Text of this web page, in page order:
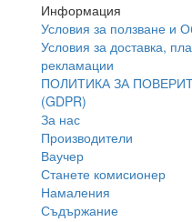
Информация
Условия за ползване и
Условия за доставка,
рекламации
ПОЛИТИКА ЗА
(GDPR)
За нас
Производители
Ваучер
Станете комисионер
Намаления
Съдържание